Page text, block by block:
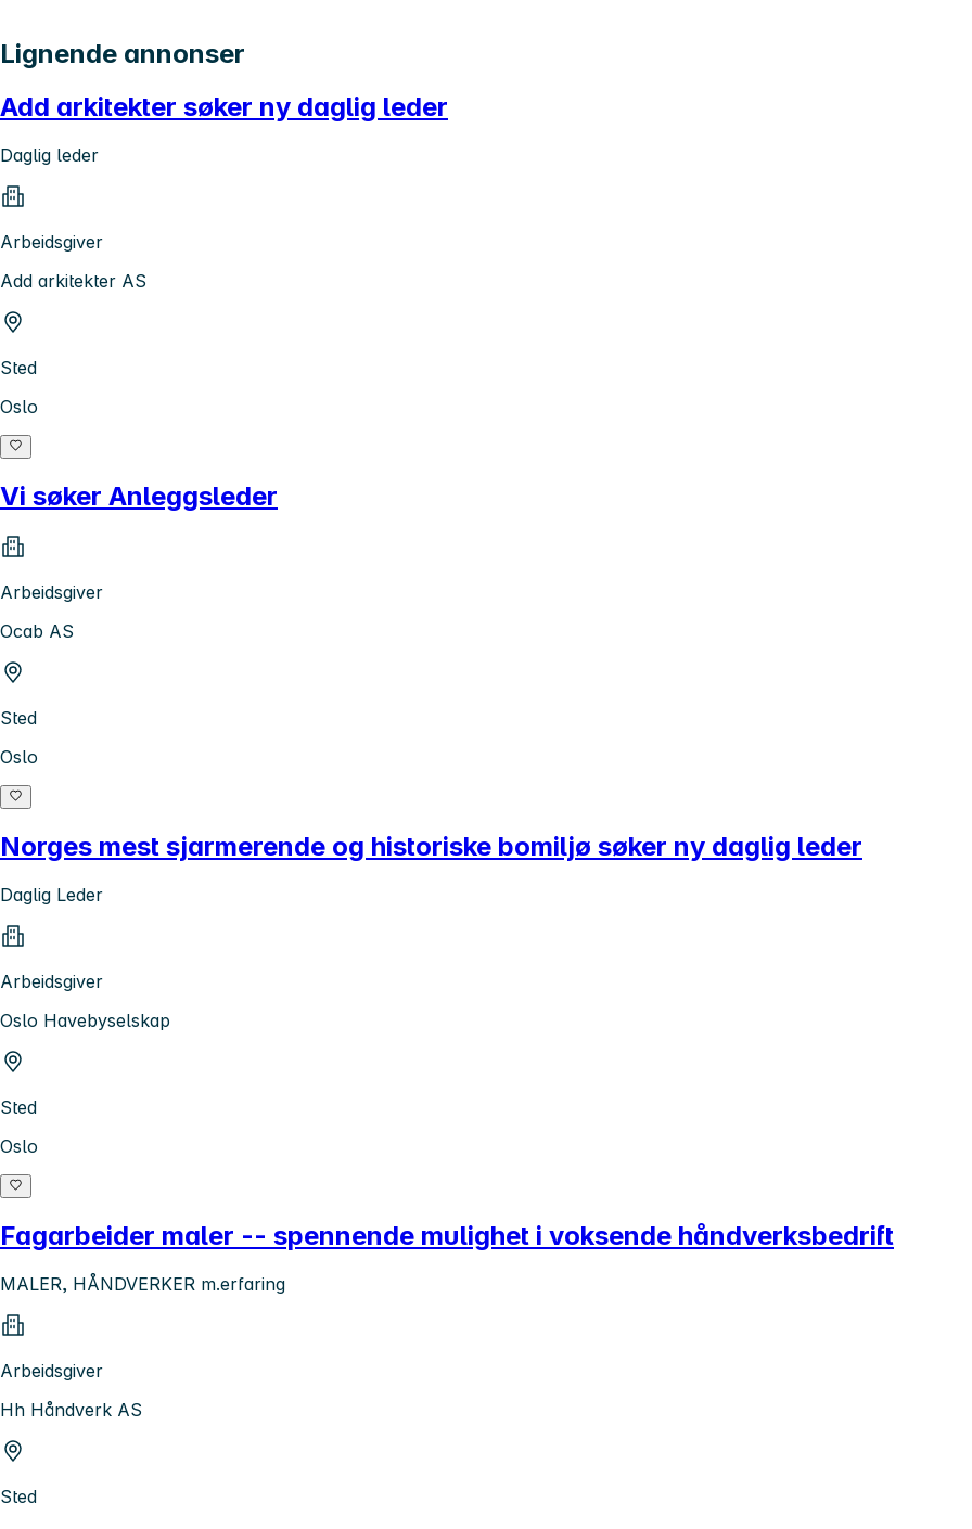
Lignende annonser
Add arkitekter søker ny daglig leder
Daglig leder
Arbeidsgiver
Add arkitekter AS
Sted
Oslo
Vi søker Anleggsleder
Arbeidsgiver
Ocab AS
Sted
Oslo
Norges mest sjarmerende og historiske bomiljø søker ny daglig leder
Daglig Leder
Arbeidsgiver
Oslo Havebyselskap
Sted
Oslo
Fagarbeider maler -- spennende mulighet i voksende håndverksbedrift
MALER, HÅNDVERKER m.erfaring
Arbeidsgiver
Hh Håndverk AS
Sted